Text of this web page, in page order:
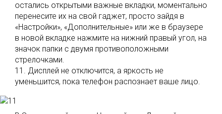
остались открытыми важные вкладки, моментально
перенесите их на свой гаджет, просто зайдя в
«Настройки», «Дополнительные» или же в браузере
в новой вкладке нажмите на нижний правый угол, на
значок папки с двумя противоположными
стрелочками.
11. Дисплей не отключится, а яркость не
уменьшится, пока телефон распознает ваше лицо.